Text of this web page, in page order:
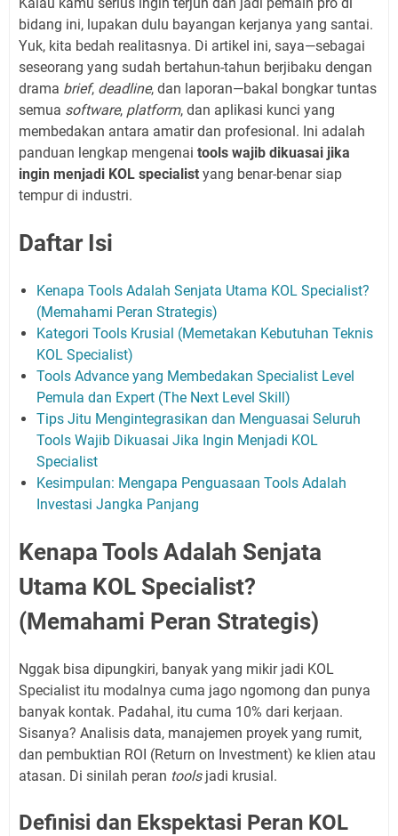
bidang ini, lupakan dulu bayangan kerjanya yang santai.
Yuk, kita bedah realitasnya. Di artikel ini, saya—sebagai
seseorang yang sudah bertahun-tahun berjibaku dengan
drama brief, deadline, dan laporan—bakal bongkar tuntas
semua software, platform, dan aplikasi kunci yang
membedakan antara amatir dan profesional. Ini adalah
panduan lengkap mengenai tools wajib dikuasai jika
ingin menjadi KOL specialist yang benar-benar siap
tempur di industri.
Daftar Isi
Kenapa Tools Adalah Senjata Utama KOL Specialist?
(Memahami Peran Strategis)
Kategori Tools Krusial (Memetakan Kebutuhan Teknis
KOL Specialist)
Tools Advance yang Membedakan Specialist Level
Pemula dan Expert (The Next Level Skill)
Tips Jitu Mengintegrasikan dan Menguasai Seluruh
Tools Wajib Dikuasai Jika Ingin Menjadi KOL
Specialist
Kesimpulan: Mengapa Penguasaan Tools Adalah
Investasi Jangka Panjang
Kenapa Tools Adalah Senjata
Utama KOL Specialist?
(Memahami Peran Strategis)
Nggak bisa dipungkiri, banyak yang mikir jadi KOL
Specialist itu modalnya cuma jago ngomong dan punya
banyak kontak. Padahal, itu cuma 10% dari kerjaan.
Sisanya? Analisis data, manajemen proyek yang rumit,
dan pembuktian ROI (Return on Investment) ke klien atau
atasan. Di sinilah peran toolsjadi krusial.
Definisi dan Ekspektasi Peran KOL